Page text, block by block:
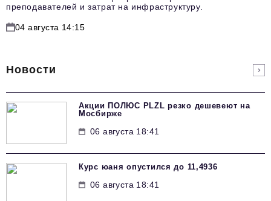
преподавателей и затрат на инфраструктуру.
04 августа 14:15
Новости
Акции ПОЛЮС PLZL резко дешевеют на
Мосбирже
06 августа 18:41
Курс юаня опустился до 11,4936
06 августа 18:41